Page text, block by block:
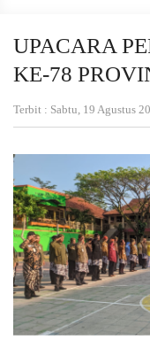
UPACARA
KE-78
Terbit : Sabtu, 19 Agustus